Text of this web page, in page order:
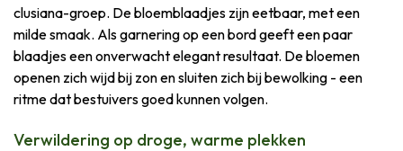
clusiana-groep. De bloemblaadjes zijn eetbaar, met een
milde smaak. Als garnering op een bord geeft een paar
blaadjes een onverwacht elegant resultaat. De bloemen
openen zich wijd bij zon en sluiten zich bij bewolking - een
ritme dat bestuivers goed kunnen volgen.
Verwildering op droge, warme plekken